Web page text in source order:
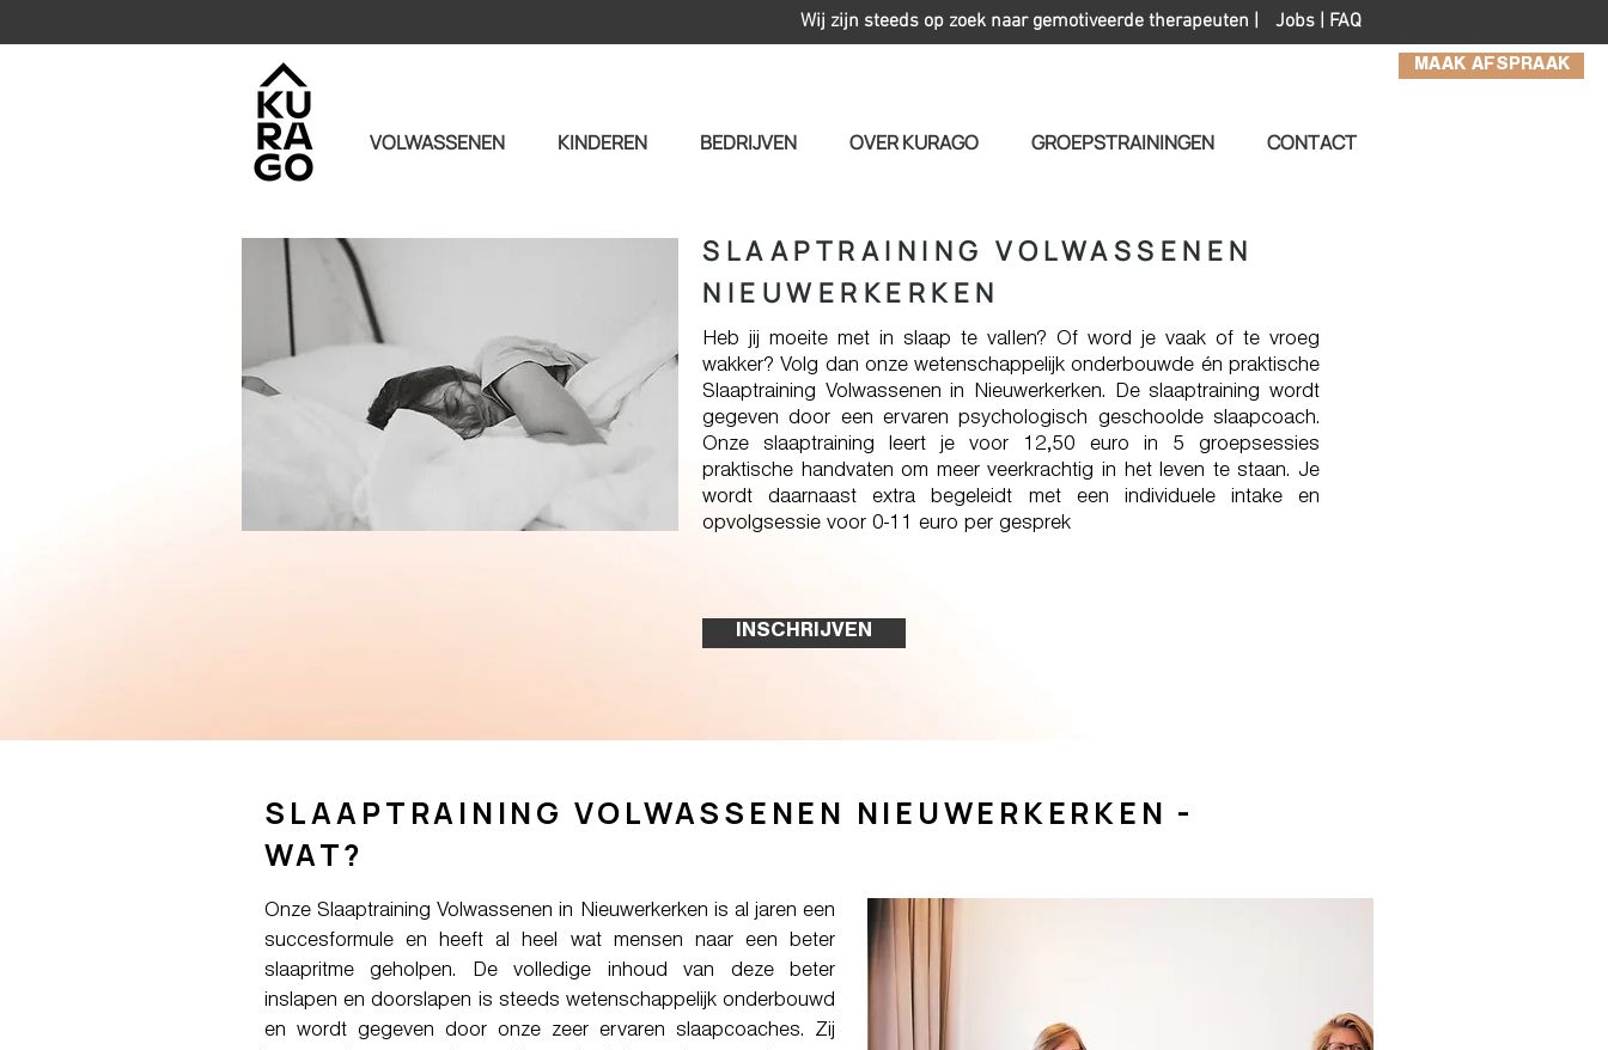
MAAK AFSPRAAK
Jobs | FAQ
Wij zijn steeds op zoek naar gemotiveerde therapeuten |
VOLWASSENEN KINDEREN BEDRIJVEN OVER KURAGO GROEPSTRAININGEN CONTACT
SLAAPTRAINING VOLWASSENEN
NIEUWERKERKEN
Heb jij moeite met in slaap te vallen? Of word je vaak of te vroeg
wakker? Volg dan onze wetenschappelijk onderbouwde én praktische
Slaaptraining Volwassenen in Nieuwerkerken. De slaaptraining wordt
gegeven door een ervaren psychologisch geschoolde slaapcoach.
Onze slaaptraining leert je voor 12,50 euro in 5 groepsessies
praktische handvaten om meer veerkrachtig in het leven te staan. Je
wordt daarnaast extra begeleidt met een individuele intake en
opvolgsessie voor 0-11 euro per gesprek
INSCHRIJVEN
SLAAPTRAINING VOLWASSENEN NIEUWERKERKEN -
WAT?
Onze Slaaptraining Volwassenen in Nieuwerkerken is al jaren een
succesformule en heeft al heel wat mensen naar een beter
slaapritme geholpen. De volledige inhoud van deze beter
inslapen en doorslapen is steeds wetenschappelijk onderbouwd
en wordt gegeven door onze zeer ervaren slaapcoaches. Zij